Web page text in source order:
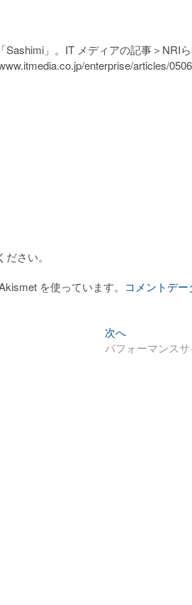
Sashimi」。IT メディアの記事＞NRI
enterprise/articles/
ださい。
を使っています。 コメントデ
次へ
の
パフォーマンス